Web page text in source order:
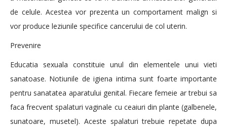
de celule. Acestea vor prezenta un comportament malign si
vor produce leziunile specifice cancerului de col uterin.
Prevenire
Educatia sexuala constituie unul din elementele unui vieti
sanatoase. Notiunile de igiena intima sunt foarte importante
pentru sanatatea aparatului genital. Fiecare femeie ar trebui sa
faca frecvent spalaturi vaginale cu ceaiuri din plante (galbenele,
sunatoare, musetel). Aceste spalaturi trebuie repetate dupa